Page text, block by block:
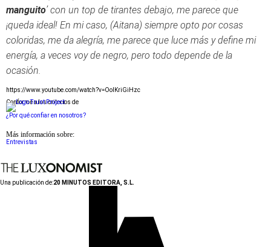
manguito’ con un top de tirantes debajo, me parece que
¡queda ideal! En mi caso, (Aitana) siempre opto por cosas
coloridas, me da alegría, me parece que luce más y define mi
energía, a veces voy de negro, pero todo depende de la
ocasión.
https://www.youtube.com/watch?v=OolKriGiHzc
Conforme a los criterios de
¿Por qué confiar en nosotros?
Más información sobre:
Entrevistas
Una publicación de:20 MINUTOS EDITORA, S.L.